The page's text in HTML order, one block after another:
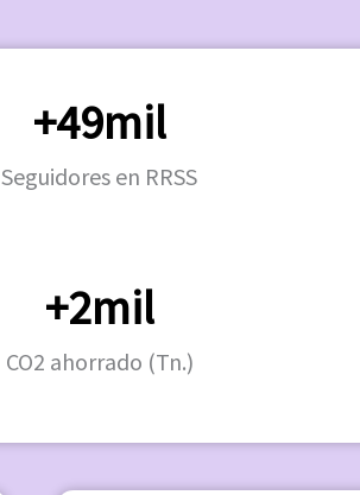
+49mil
Seguidores en RRSS
+2mil
CO2 ahorrado (Tn.)